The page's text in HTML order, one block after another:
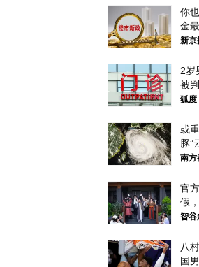
你
金
1年
新京
2岁
被
狐度
或
豚”
大
南方
官
假
智谷
八
国